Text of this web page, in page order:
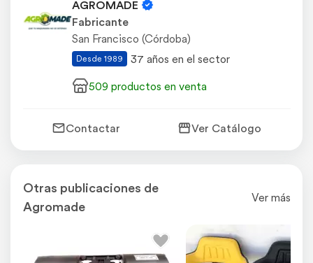
AGROMADE
Fabricante
San Francisco (Córdoba)
Desde 1989
37 años en el sector
509 productos en venta
Contactar Ver Catálogo
Otras publicaciones de
Agromade
Ver más